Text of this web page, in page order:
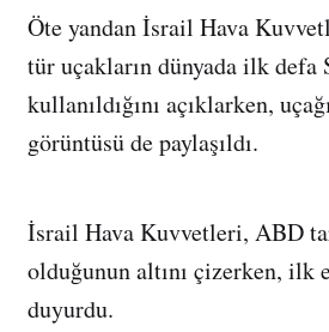
Öte yandan İsrail Hava
tür uçakların dünyada ilk defa
kullanıldığını açıklarken,
görüntüsü de paylaşıldı.
İsrail Hava Kuvvetleri, ABD
olduğunun altını çizerken, ilk
duyurdu.